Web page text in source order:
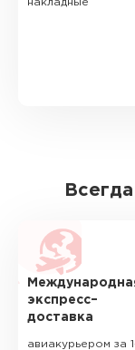
накладные
экспресс–
доставка
авиакурьером за